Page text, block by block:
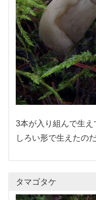
3本が入り組んで生
しろい形で生えたの
タマゴタケ